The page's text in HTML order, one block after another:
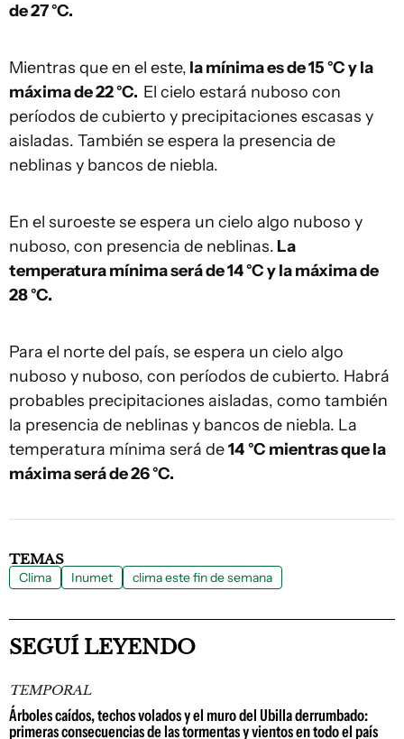
de 27 °C.
Mientras que en el este, la mínima es de 15 °C y la
máxima de 22 °C. El cielo estará nuboso con
períodos de cubierto y precipitaciones escasas y
aisladas. También se espera la presencia de
neblinas y bancos de niebla.
En el suroeste se espera un cielo algo nuboso y
nuboso, con presencia de neblinas. La
temperatura mínima será de 14 °C y la máxima de
28 °C.
Para el norte del país, se espera un cielo algo
nuboso y nuboso, con períodos de cubierto. Habrá
probables precipitaciones aisladas, como también
la presencia de neblinas y bancos de niebla. La
temperatura mínima será de14°C mientras que la
máxima será de 26 °C.
TEMAS
Clima Inumet clima este fin de semana
SEGUÍ LEYENDO
TEMPORAL
Árboles caídos, techos volados y el muro del Ubilla derrumbado:
primeras consecuencias de las tormentas y vientos en todo el país